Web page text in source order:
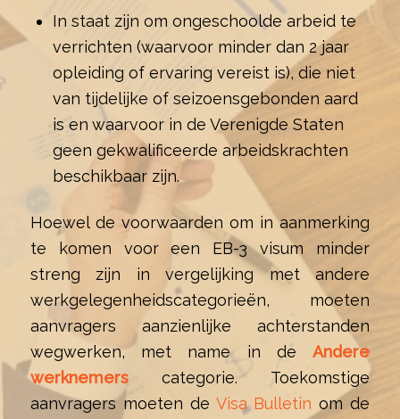
In staat zijn om ongeschoolde arbeid te
verrichten (waarvoor minder dan 2 jaar
opleiding of ervaring vereist is), die niet
van tijdelijke of seizoensgebonden aard
is en waarvoor in de Verenigde Staten
geen gekwalificeerde arbeidskrachten
beschikbaar zijn.
Hoewel de voorwaarden om in aanmerking
te komen voor een EB-3 visum minder
streng zijn in vergelijking met andere
werkgelegenheidscategorieën, moeten
aanvragers aanzienlijke achterstanden
wegwerken, met name in deAndere
werknemerscategorie. Toekomstige
aanvragers moeten de Visa Bulletin om de